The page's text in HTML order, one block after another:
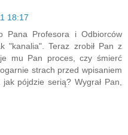
18:17
Pana Profesora i Odbiorców
"kanalia". Teraz zrobił Pan z
mu Pan proces, czy śmierć
strach przed wpisaniem
pójdzie serią? Wygrał Pan,